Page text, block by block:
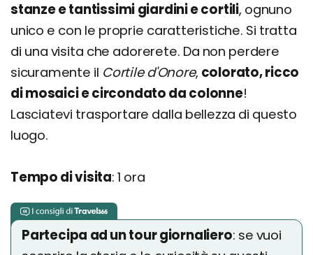
stanze e tantissimi giardini e cortili, ognuno
unico e con le proprie caratteristiche. Si tratta
di una visita che adorerete. Da non perdere
sicuramente il Cortile d'Onore, colorato, ricco
di mosaici e circondato da colonne!
Lasciatevi trasportare dalla bellezza di questo
luogo.
Tempo di visita: 1 ora
Partecipa ad un tour giornaliero: se vuoi